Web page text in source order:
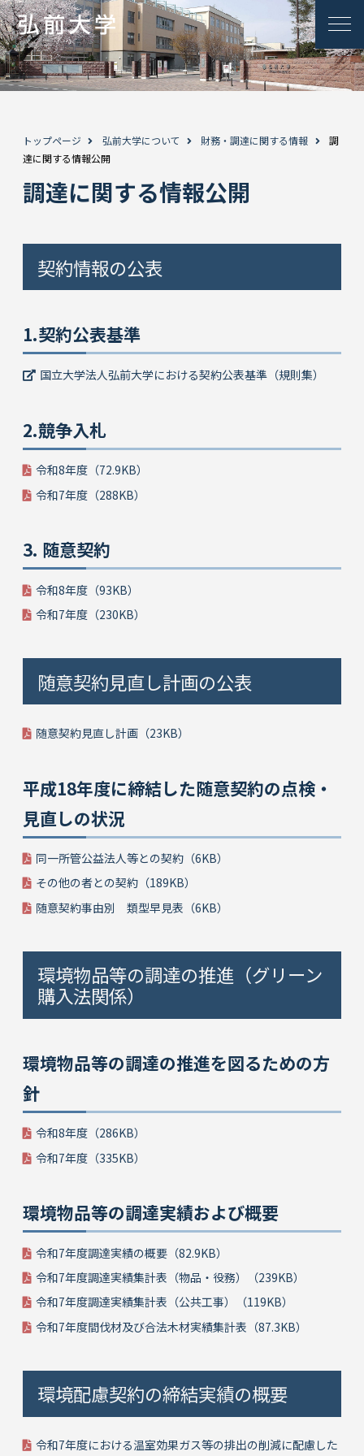
トップページ 弘前大学について 財務・調達に関する情報
調
達に関する情報公開
調達に関する情報公開
契約情報の公表
1.契約公表基準
国立大学法人弘前大学における契約公表基準（規則集）
2.競争入札
令和8年度（72.9KB）
令和7年度（288KB）
3. 随意契約
令和8年度（93KB）
令和7年度（230KB）
随意契約見直し計画の公表
随意契約見直し計画（23KB）
平成18年度に締結した随意契約の点検・
見直しの状況
同一所管公益法人等との契約（6KB）
その他の者との契約（189KB）
随意契約事由別 類型早見表（6KB）
環境物品等の調達の推進（グリーン
購入法関係）
環境物品等の調達の推進を図るための方
針
令和8年度（286KB）
令和7年度（335⁩KB）
環境物品等の調達実績および概要
令和7年度調達実績の概要（82.9⁨KB）
令和7年度調達実績集計表（物品・役務）（⁨239⁩KB）
令和7年度調達実績集計表（公共工事）（119⁩KB）
令和7年度間伐材及び合法木材実績集計表（87.3KB）
環境配慮契約の締結実績の概要
令和7年度における温室効果ガス等の排出の削減に配慮した